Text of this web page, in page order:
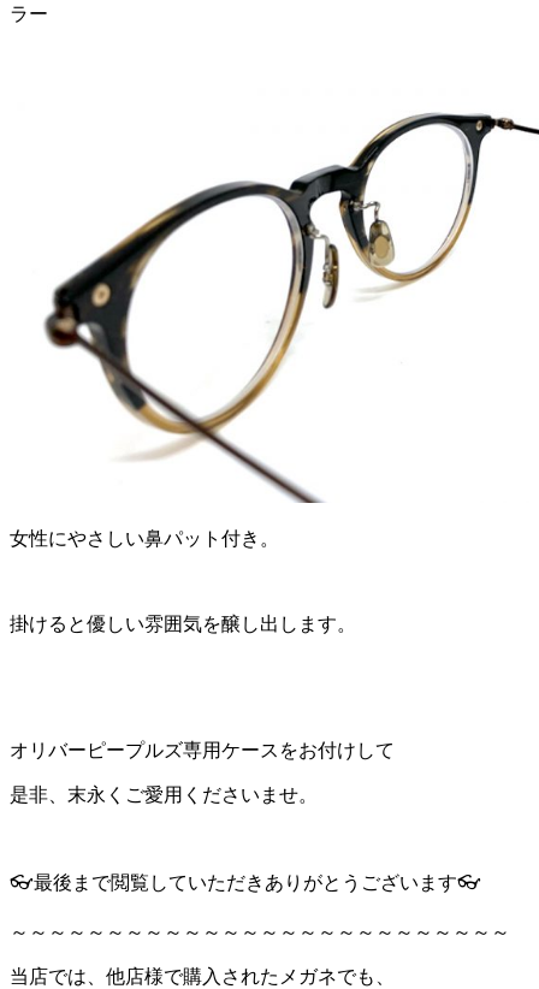
ラー
女性にやさしい鼻パット付き。
掛けると優しい雰囲気を醸し出します。
オリバーピープルズ専用ケースをお付けして
是非、末永くご愛用くださいませ。
👓最後まで閲覧していただきありがとうございます👓
～～～～～～～～～～～～～～～～～～～～～～～～～～
当店では、他店様で購入されたメガネでも、